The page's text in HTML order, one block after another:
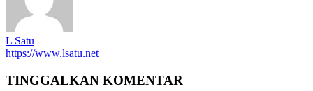
L Satu
https://www.lsatu.net
TINGGALKAN KOMENTAR